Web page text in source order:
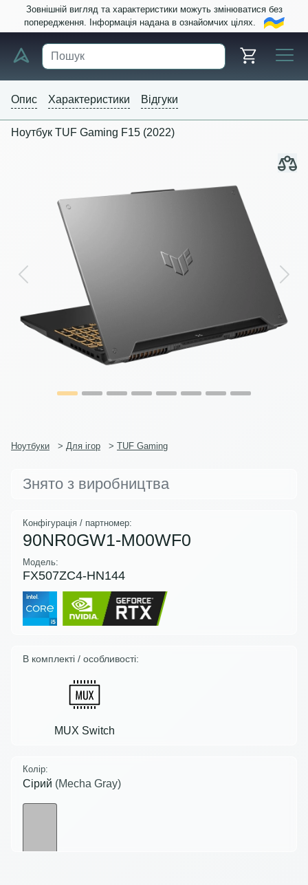
Зовнішній вигляд та характеристики можуть змінюватися без
попередження. Інформація надана в ознайомчих цілях.
Опис Характеристики Відгуки
Ноутбук TUF Gaming F15 (2022)
Previous Next
Ноутбуки > Для ігор > TUF Gaming
Знято з виробництва
Конфігурація / партномер:
90NR0GW1-M00WF0
Модель:
FX507ZC4-HN144
В комплекті / особливості:
MUX Switch
Колір:
Сірий (Mecha Gray)